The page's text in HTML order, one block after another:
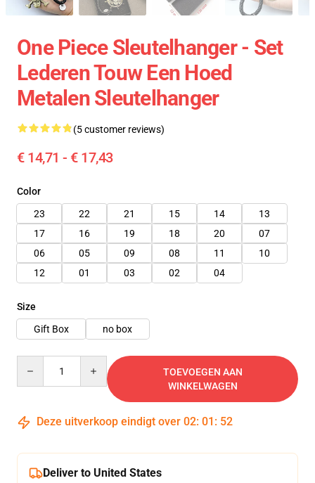
One Piece Sleutelhanger - Set
Lederen Touw Een Hoed
Metalen Sleutelhanger
(5 customer reviews)
€ 14,71 - € 17,43
Color
23
22 21 15 14
13
17
16 19 18 20
07
06
05 09 08 11
10
12
01 03 02 04
Size
Gift Box
no box
TOEVOEGEN AAN
WINKELWAGEN
Deze uitverkoop eindigt over 02: 01 : 51
Deliver to United States